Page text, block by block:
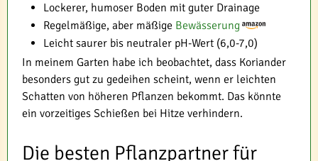
Lockerer, humoser Boden mit guter Drainage
Regelmäßige, aber mäßige Bewässerung
Leicht saurer bis neutraler pH-Wert (6,0-7,0)
In meinem Garten habe ich beobachtet, dass Koriander
besonders gut zu gedeihen scheint, wenn er leichten
Schatten von höheren Pflanzen bekommt. Das könnte
ein vorzeitiges Schießen bei Hitze verhindern.
Die besten Pflanzpartner für